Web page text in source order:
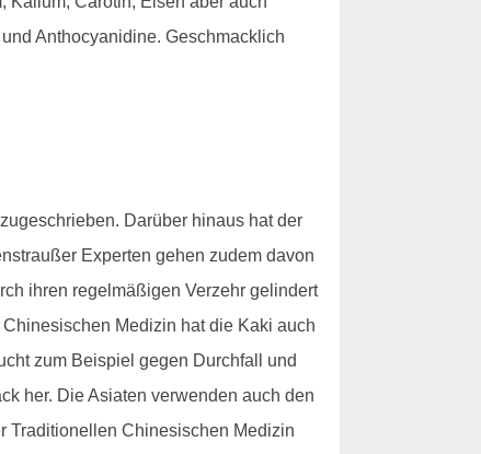
Anthocyanidine. Geschmacklich
Darüber hinaus hat der
Experten gehen zudem davon
ihren regelmäßigen Verzehr gelindert
Medizin hat die Kaki auch
zum Beispiel gegen Durchfall und
her. Die Asiaten verwenden auch den
Traditionellen Chinesischen Medizin